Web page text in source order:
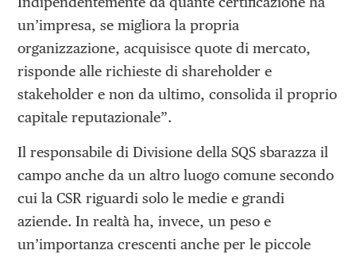
un’impresa, se migliora la propria
organizzazione, acquisisce quote di mercato,
risponde alle richieste di shareholder e
stakeholder e non da ultimo, consolida il proprio
capitale reputazionale”.
Il responsabile di Divisione della SQS sbarazza il
campo anche da un altro luogo comune secondo
cui la CSR riguardi solo le medie e grandi
aziende. In realtà ha, invece, un peso e
un’importanza crescenti anche per le piccole